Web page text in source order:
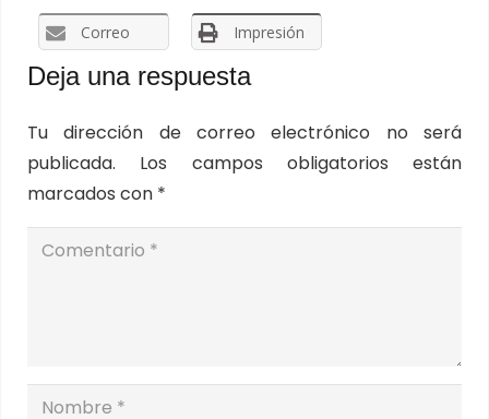
Correo Impresión
Deja una respuesta
Tu dirección de correo electrónico no será
publicada.
Los campos obligatorios están
marcados con *